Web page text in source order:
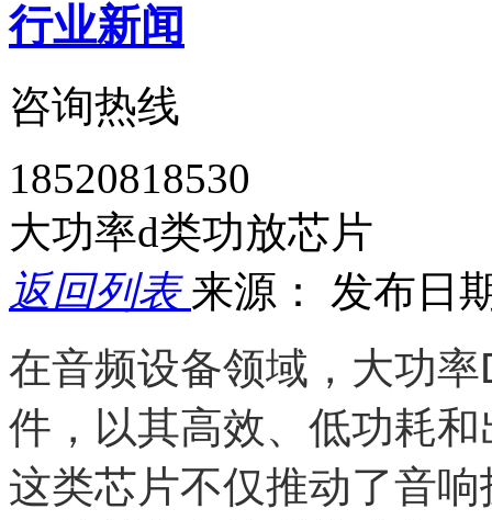
行业新闻
咨询热线
18520818530
大功率d类功放芯片
返回列表来源： 发布日
在音频设备领域，大功
件，以其高效、低功耗
这类芯片不仅推动了音